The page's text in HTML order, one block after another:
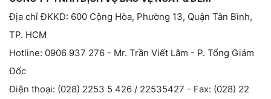
Địa chỉ ĐKKD: 600 Cộng Hòa, Phường 13, Quận Tân Bình,
TP. HCM
Hotline: 0906 937 276 - Mr. Trần Viết Lâm - P. Tổng Giám
Đốc
Điện thoại: (028) 2253 5 426 / 22535427 - Fax: (028) 22